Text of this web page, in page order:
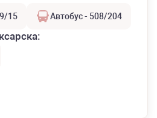
15 Автобус - 508/204